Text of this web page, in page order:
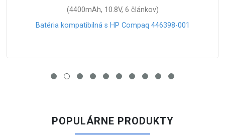
(41.9Wh, 11.55V, 3 článkov)
Batéria kompatibilná s HP Notebook 15-dy1045nr
POPULÁRNE PRODUKTY